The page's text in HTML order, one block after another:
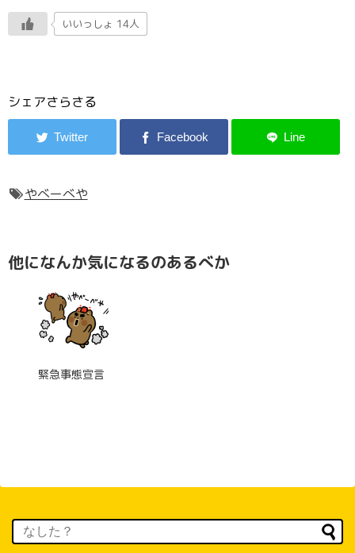
いいっしょ 14人
シェアさらさる
やべーべや
他になんか気になるのあるべか
緊急事態宣言